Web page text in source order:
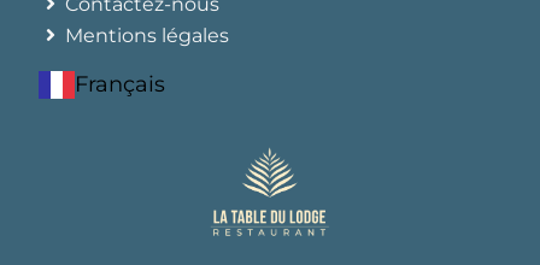
Mentions légales
Français